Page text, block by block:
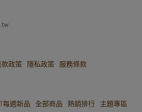
款政策 隱私政策 服務條款
每週新品 全部商品 熱銷排行 主題專區